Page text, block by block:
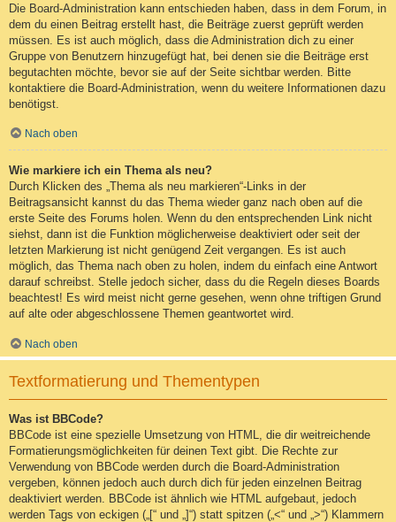
Die Board-Administration kann entschieden haben, dass in dem Forum, in
dem du einen Beitrag erstellt hast, die Beiträge zuerst geprüft werden
müssen. Es ist auch möglich, dass die Administration dich zu einer
Gruppe von Benutzern hinzugefügt hat, bei denen sie die Beiträge erst
begutachten möchte, bevor sie auf der Seite sichtbar werden. Bitte
kontaktiere die Board-Administration, wenn du weitere Informationen dazu
benötigst.
Nach oben
Wie markiere ich ein Thema als neu?
Durch Klicken des „Thema als neu markieren“-Links in der
Beitragsansicht kannst du das Thema wieder ganz nach oben auf die
erste Seite des Forums holen. Wenn du den entsprechenden Link nicht
siehst, dann ist die Funktion möglicherweise deaktiviert oder seit der
letzten Markierung ist nicht genügend Zeit vergangen. Es ist auch
möglich, das Thema nach oben zu holen, indem du einfach eine Antwort
darauf schreibst. Stelle jedoch sicher, dass du die Regeln dieses Boards
beachtest! Es wird meist nicht gerne gesehen, wenn ohne triftigen Grund
auf alte oder abgeschlossene Themen geantwortet wird.
Nach oben
Textformatierung und Thementypen
Was ist BBCode?
BBCode ist eine spezielle Umsetzung von HTML, die dir weitreichende
Formatierungsmöglichkeiten für deinen Text gibt. Die Rechte zur
Verwendung von BBCode werden durch die Board-Administration
vergeben, können jedoch auch durch dich für jeden einzelnen Beitrag
deaktiviert werden. BBCode ist ähnlich wie HTML aufgebaut, jedoch
werden Tags von eckigen („[“ und „]“) statt spitzen („<“ und „>“) Klammern